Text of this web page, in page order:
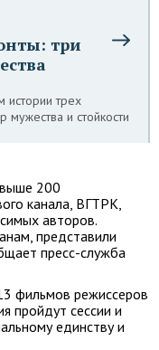
три
истории трех
и стойкости
200
канала, ВГТРК,
авторов.
представили
пресс-служба
фильмов режиссеров
пройдут сессии и
единству и